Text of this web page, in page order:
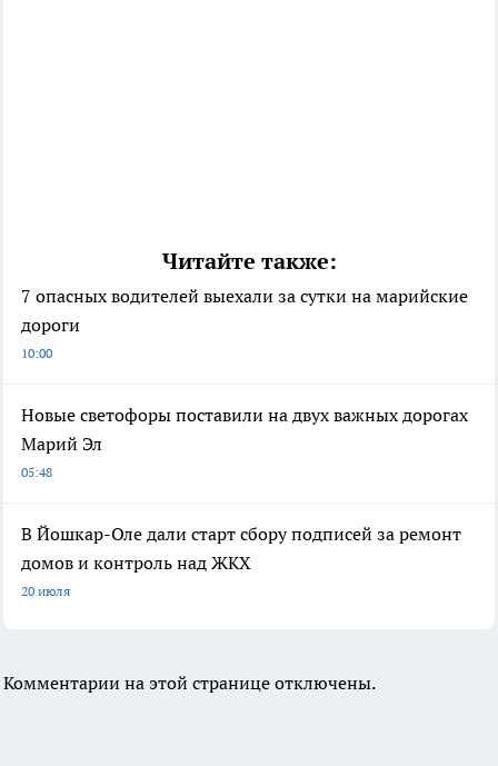
Читайте также:
7 опасных водителей выехали за сутки на марийские
дороги
10:00
Новые светофоры поставили на двух важных дорогах
Марий Эл
05:48
В Йошкар-Оле дали старт сбору подписей за ремонт
домов и контроль над ЖКХ
20 июля
Комментарии на этой странице отключены.